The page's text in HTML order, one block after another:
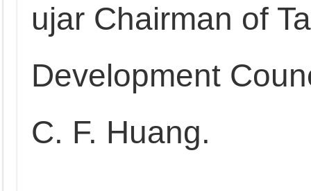
ujar Chairman of
Development
C. F. Huang.